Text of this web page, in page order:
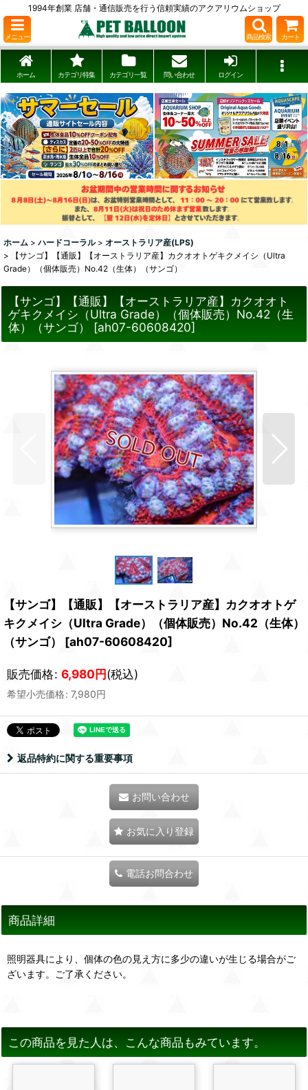
1994年創業 店舗・通信販売を行う信頼実績のアクアリウムショップ
メニュー 商品検索 カート
ホーム カテゴリ特集 カテゴリ一覧 問い合わせ ログイン
ホーム > ハードコーラル > オーストラリア産(LPS)
>
【サンゴ】【通販】【オーストラリア産】カクオオトゲキクメイシ（Ultra
Grade）（個体販売）No.42（生体）（サンゴ）
【サンゴ】【通販】【オーストラリア産】カクオオト
ゲキクメイシ（Ultra Grade）（個体販売）No.42（生
体）（サンゴ）
[ah07-60608420]
【サンゴ】【通販】【オーストラリア産】カクオオトゲ
キクメイシ（Ultra Grade）（個体販売）No.42（生体）
（サンゴ）
[ah07-60608420]
販売価格: 6,980円(税込)
希望小売価格: 7,980円
返品特約に関する重要事項
お問い合わせ
お気に入り登録
電話お問合わせ
商品詳細
照明器具により、個体の色の見え方に多少の違いが生じる場合がご
ざいます。ご了承ください。
この商品を見た人は、こんな商品もみています。